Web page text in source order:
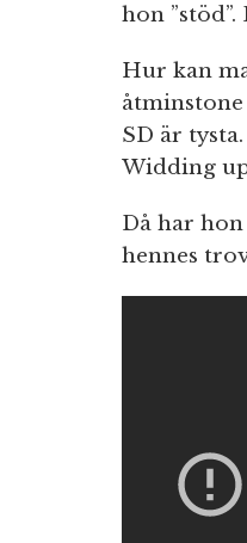
hon
Hur kan
SD är
Widding
Då har
hennes